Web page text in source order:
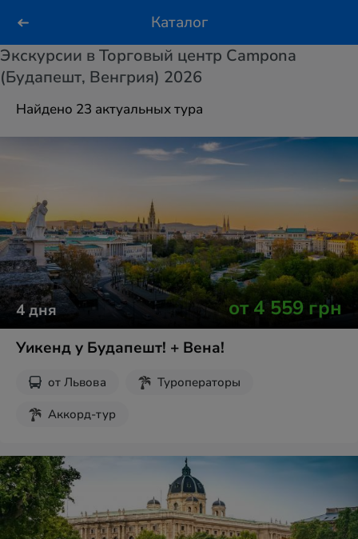
Каталог
Экскурсии в Торговый центр Campona
(Будапешт, Венгрия) 2026
Найдено 23 актуальных тура
4дня от 4 559 грн
Уикенд у Будапешт! + Вена!
от Львова
Туроператоры
Аккорд-тур